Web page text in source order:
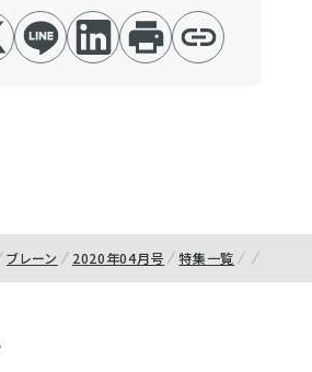
ブレーン 2020年04月号 特集一覧